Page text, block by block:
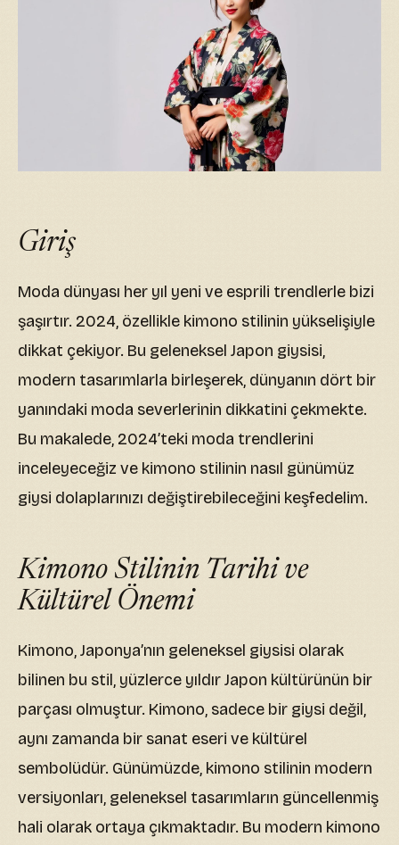
Giriş
Moda dünyası her yıl yeni ve esprili trendlerle bizi
şaşırtır. 2024, özellikle kimono stilinin yükselişiyle
dikkat çekiyor. Bu geleneksel Japon giysisi,
modern tasarımlarla birleşerek, dünyanın dört bir
yanındaki moda severlerinin dikkatini çekmekte.
Bu makalede, 2024’teki moda trendlerini
inceleyeceğiz ve kimono stilinin nasıl günümüz
giysi dolaplarınızı değiştirebileceğini keşfedelim.
Kimono Stilinin Tarihi ve
Kültürel Önemi
Kimono, Japonya’nın geleneksel giysisi olarak
bilinen bu stil, yüzlerce yıldır Japon kültürünün bir
parçası olmuştur. Kimono, sadece bir giysi değil,
aynı zamanda bir sanat eseri ve kültürel
sembolüdür. Günümüzde, kimono stilinin modern
versiyonları, geleneksel tasarımların güncellenmiş
hali olarak ortaya çıkmaktadır. Bu modern kimono